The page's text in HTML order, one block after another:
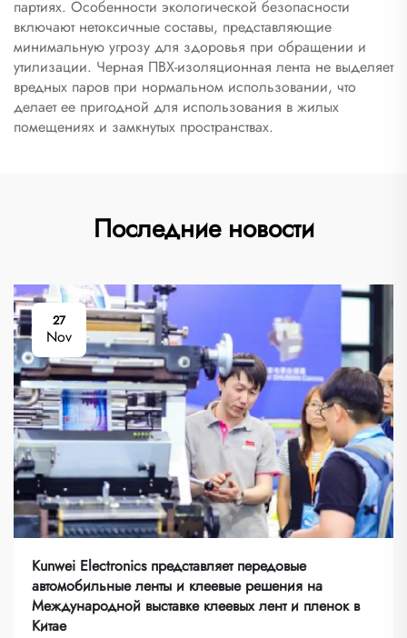
партиях. Особенности экологической безопасности
включают нетоксичные составы, представляющие
минимальную угрозу для здоровья при обращении и
утилизации. Черная ПВХ-изоляционная лента не выделяет
вредных паров при нормальном использовании, что
делает ее пригодной для использования в жилых
помещениях и замкнутых пространствах.
Последние новости
27
Nov
Kunwei Electronics представляет передовые
автомобильные ленты и клеевые решения на
Международной выставке клеевых лент и пленок в
Китае